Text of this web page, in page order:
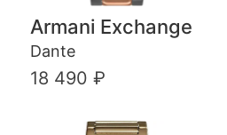
Armani Exchange
Dante
18 490 ₽